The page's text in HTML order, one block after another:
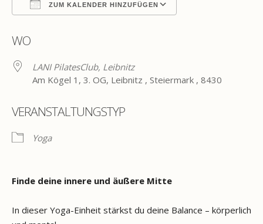
ZUM KALENDER HINZUFÜGEN
WO
LANI PilatesClub, Leibnitz
Am Kögel 1, 3. OG, Leibnitz , Steiermark , 8430
VERANSTALTUNGSTYP
Yoga
Finde deine innere und äußere Mitte
In dieser Yoga-Einheit stärkst du deine Balance – körperlich